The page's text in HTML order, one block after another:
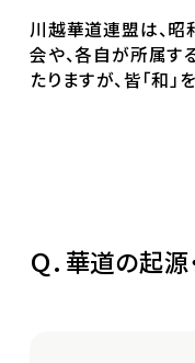
川越華道連盟は、昭
会や、各自が所属す
たりますが、皆「和
Ｑ．華道の起